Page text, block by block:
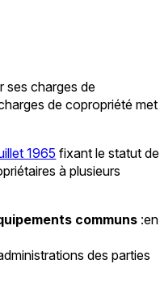
ses charges de
de copropriété met
1965 fixant le statut de
à plusieurs
communs :en
des parties